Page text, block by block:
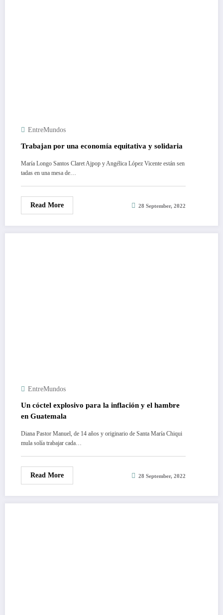
EntreMundos
Trabajan por una economía equitativa y solidaria
María Longo Santos Claret Ajpop y Angélica López Vicente están sen
tadas en una mesa de…
Read More 28 September, 2022
EntreMundos
Un cóctel explosivo para la inflación y el hambre
en Guatemala
Diana Pastor Manuel, de 14 años y originario de Santa María Chiqui
mula solía trabajar cada…
Read More 28 September, 2022